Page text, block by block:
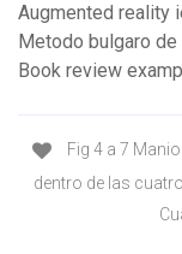
Augmented reality
Metodo bulgaro
Book review
Fig 4 a 7
dentro de las